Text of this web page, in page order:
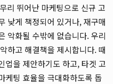
리 뛰어난 마케팅으로 신규 고
낮게 책정되어 있거나, 재구매
악화될 수밖에 없습니다. 우리
하고 해결책을 제시합니다. 때
업을 제안하기도 하고, 타겟 고
케팅 효율을 극대화하도록 돕